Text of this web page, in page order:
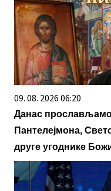
09. 08. 2026 06:20
Данас
Пантелејмона,
друге угоднике